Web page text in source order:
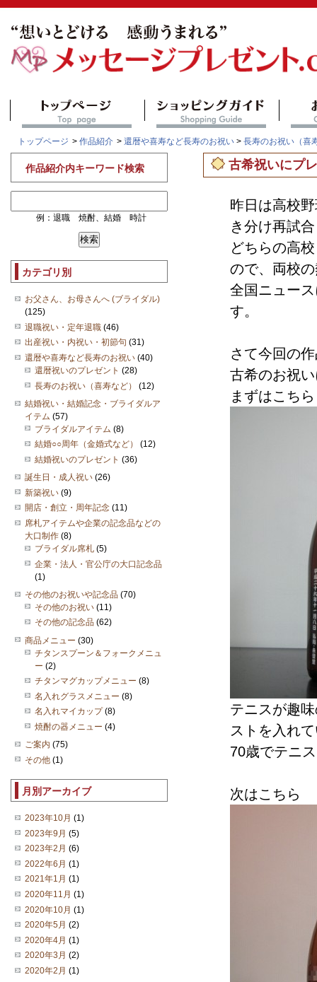
トップページ > 作品紹介 > 還暦や喜寿など長寿のお祝い > 長寿のお祝い（喜
古希祝いにプ
昨日は高校
き分け再試
どちらの高
ので、両校
全国ニュー
す。
さて今回の
古希のお祝
まずはこちら
テニスが趣
ストを入れ
70歳でテニ
次はこちら
作品紹介内キーワード検索
例：退職 焼酎、結婚 時計
カテゴリ別
お父さん、お母さんへ (ブライダル)
(125)
退職祝い・定年退職 (46)
出産祝い・内祝い・初節句 (31)
還暦や喜寿など長寿のお祝い (40)
還暦祝いのプレゼント (28)
長寿のお祝い（喜寿など）
(12)
結婚祝い・結婚記念・ブライダルア
イテム (57)
ブライダルアイテム (8)
結婚○○周年（金婚式など）
(12)
結婚祝いのプレゼント (36)
誕生日・成人祝い (26)
新築祝い (9)
開店・創立・周年記念 (11)
席札アイテムや企業の記念品などの
大口制作 (8)
ブライダル席札 (5)
企業・法人・官公庁の大口記念品
(1)
その他のお祝いや記念品 (70)
その他のお祝い (11)
その他の記念品 (62)
商品メニュー (30)
チタンスプーン＆フォークメニュ
ー (2)
チタンマグカップメニュー (8)
名入れグラスメニュー (8)
名入れマイカップ(8)
焼酎の器メニュー (4)
ご案内 (75)
その他 (1)
月別アーカイブ
2023年10月 (1)
2023年9月 (5)
2023年2月 (6)
2022年6月 (1)
2021年1月 (1)
2020年11月 (1)
2020年10月 (1)
2020年5月 (2)
2020年4月 (1)
2020年3月 (2)
2020年2月 (1)